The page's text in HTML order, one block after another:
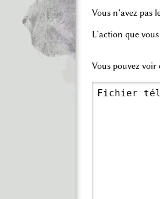
Vous n’avez pas
L’action que
Vous pouvez voir